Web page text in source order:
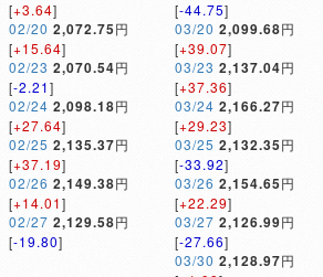
[+3.64]
02/20 2,072.75円
[+15.64]
02/23 2,070.54円
[-2.21]
02/24 2,098.18円
[+27.64]
02/25 2,135.37円
[+37.19]
02/26 2,149.38円
[+14.01]
02/27 2,129.58円
[-19.80]
[-44.75]
03/20 2,099.68円
[+39.07]
03/23 2,137.04円
[+37.36]
03/24 2,166.27円
[+29.23]
03/25 2,132.35円
[-33.92]
03/26 2,154.65円
[+22.29]
03/27 2,126.99円
[-27.66]
03/30 2,128.97円